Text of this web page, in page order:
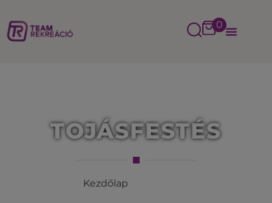
0
TOJÁSFESTÉS
Kezdőlap